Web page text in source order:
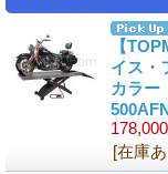
【
イス・
カラー
[在庫